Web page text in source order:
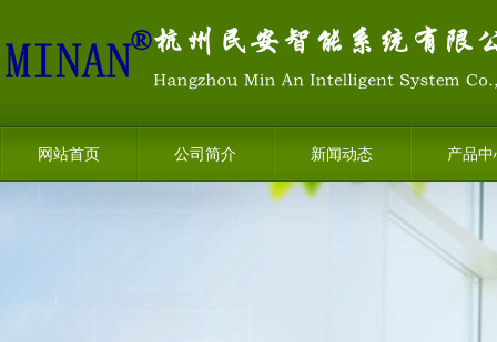
网站首页 公司简介 新闻动态 产品中